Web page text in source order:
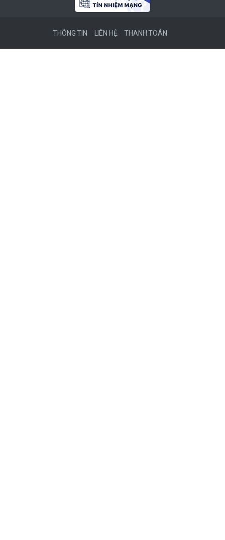
THÔNG TIN LIÊN HỆ THANH TOÁN